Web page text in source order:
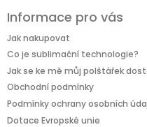
Informace pro vás
Jak nakupovat
Co je sublimační technologie?
Jak se ke mě můj polštářek
Obchodní podmínky
Podmínky ochrany osobních
Dotace Evropské unie